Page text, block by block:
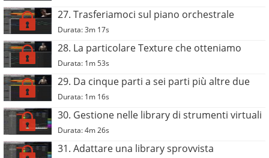
27. Trasferiamoci sul piano orchestrale
Durata: 3m 17s
28. La particolare Texture che otteniamo
Durata: 1m 53s
29. Da cinque parti a sei parti più altre due
Durata: 1m 16s
30. Gestione nelle library di strumenti virtuali
Durata: 4m 26s
31. Adattare una library sprovvista